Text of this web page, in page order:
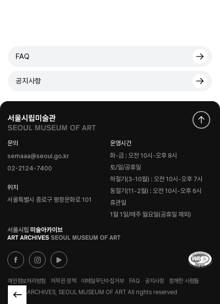
FAQ
공지사항
문의
semaaa@seoul.go.kr
02-2124-7400
위치
서울특별시 종로구 평창문화로 101
운영시간
화-금 : 오전 10시-오후 8시
토/일/공휴일
하절기(3-10월) : 오전 10시-오후 7시
동절기(11-2월) : 오전 10시-오후 6시
휴관일
1월 1일/매주 월요일(공휴일 제외)
로
고
개인정보처리방침 저작권 정책 이메일무단수집거부 FAQ 공지사항
함께한 사람들
© ART ARCHIVES, SEOUL MUSEUM OF ART All rights reserved